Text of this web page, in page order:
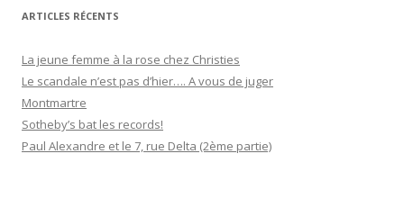
h
r
c
h
e
r
ARTICLES RÉCENTS
La jeune femme à la rose chez Christies
Le scandale n’est pas d’hier…. A vous de juger
Montmartre
Sotheby’s bat les records!
Paul Alexandre et le 7, rue Delta (2ème partie)